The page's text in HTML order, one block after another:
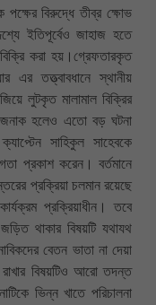
বিরুদ্ধে তীব্র ক্ষোভ
ইতিপূর্বেও জাহাজ হতে
করা হয়।গ্রেফতারকৃত
এর তত্ত্বাবধানে স্থানীয়
লুটকৃত মালামাল বিক্রির
হলেও এতো বড় ঘটনা
সাহিকুল সাহেবকে
প্রকাশ করেন। বর্তমানে
প্রক্রিয়া চলমান রয়েছে
প্রক্রিয়াধীন। তবে
থাকার বিষয়টি যথাযথ
বেতন ভাতা না দেয়া
বিষয়টিও আরো তদন্ত
ভিন্ন খাতে পরিচালনা